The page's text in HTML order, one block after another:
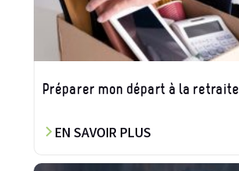
Préparer mon départ à la retraite
EN SAVOIR PLUS